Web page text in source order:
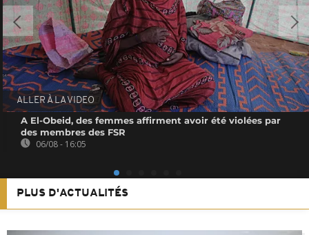
ALLER À LA VIDEO
A El-Obeid, des femmes affirment avoir été violées par
des membres des FSR
06/08 - 16:05
PLUS D'ACTUALITÉS